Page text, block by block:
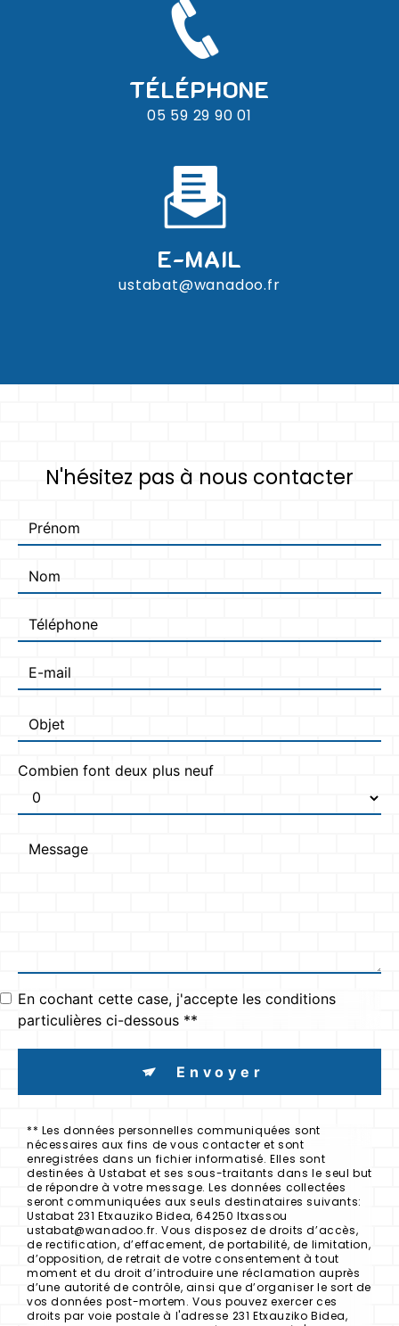
TÉLÉPHONE
05 59 29 90 01
E-MAIL
ustabat@wanadoo.fr
N'hésitez pas à nous contacter
Combien font deux plus neuf
En cochant cette case, j'accepte les conditions
particulières ci-dessous **
Envoyer
** Les données personnelles communiquées sont
nécessaires aux fins de vous contacter et sont
enregistrées dans un fichier informatisé. Elles sont
destinées à Ustabat et ses sous-traitants dans le seul but
de répondre à votre message. Les données collectées
seront communiquées aux seuls destinataires suivants:
Ustabat 231 Etxauziko Bidea, 64250 Itxassou
ustabat@wanadoo.fr. Vous disposez de droits d’accès,
de rectification, d’effacement, de portabilité, de limitation,
d’opposition, de retrait de votre consentement à tout
moment et du droit d’introduire une réclamation auprès
d’une autorité de contrôle, ainsi que d’organiser le sort de
vos données post-mortem. Vous pouvez exercer ces
droits par voie postale à l'adresse 231 Etxauziko Bidea,